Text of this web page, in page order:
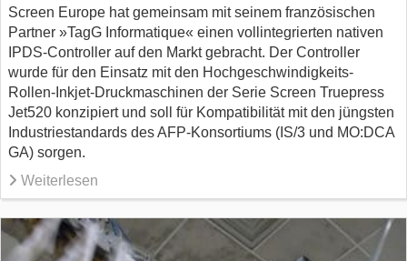
Screen Europe hat gemeinsam mit seinem französischen
Partner »TagG Informatique« einen vollintegrierten nativen
IPDS-Controller auf den Markt gebracht. Der Controller
wurde für den Einsatz mit den Hochgeschwindigkeits-
Rollen-Inkjet-Druckmaschinen der Serie Screen Truepress
Jet520 konzipiert und soll für Kompatibilität mit den jüngsten
Industriestandards des AFP-Konsortiums (IS/3 und MO:DCA
GA) sorgen.
Weiterlesen